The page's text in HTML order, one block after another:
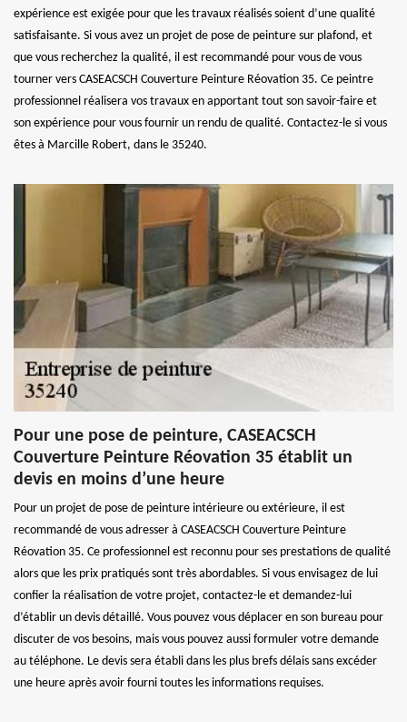
expérience est exigée pour que les travaux réalisés soient d’une qualité
satisfaisante. Si vous avez un projet de pose de peinture sur plafond, et
que vous recherchez la qualité, il est recommandé pour vous de vous
tourner vers CASEACSCH Couverture Peinture Réovation 35. Ce peintre
professionnel réalisera vos travaux en apportant tout son savoir-faire et
son expérience pour vous fournir un rendu de qualité. Contactez-le si vous
êtes à Marcille Robert, dans le 35240.
Pour une pose de peinture, CASEACSCH
Couverture Peinture Réovation 35 établit un
devis en moins d’une heure
Pour un projet de pose de peinture intérieure ou extérieure, il est
recommandé de vous adresser à CASEACSCH Couverture Peinture
Réovation 35. Ce professionnel est reconnu pour ses prestations de qualité
alors que les prix pratiqués sont très abordables. Si vous envisagez de lui
confier la réalisation de votre projet, contactez-le et demandez-lui
d’établir un devis détaillé. Vous pouvez vous déplacer en son bureau pour
discuter de vos besoins, mais vous pouvez aussi formuler votre demande
au téléphone. Le devis sera établi dans les plus brefs délais sans excéder
une heure après avoir fourni toutes les informations requises.